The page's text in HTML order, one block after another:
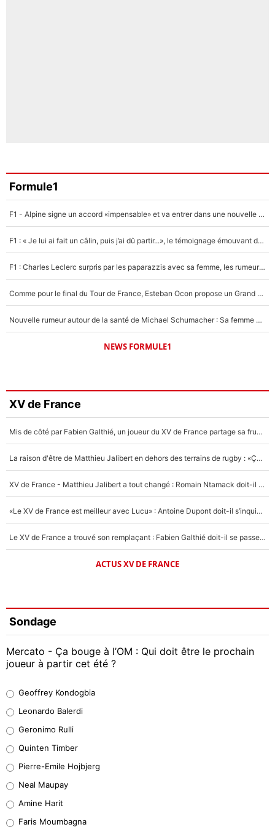
Formule1
F1 - Alpine signe un accord «impensable» et va entrer dans une nouvelle dimension : Grande nouvelle pour Pierre Gasly !
F1 : « Je lui ai fait un câlin, puis j’ai dû partir...», le témoignage émouvant de Max Verstappen sur sa fille
F1 : Charles Leclerc surpris par les paparazzis avec sa femme, les rumeurs étaient vraies !
Comme pour le final du Tour de France, Esteban Ocon propose un Grand Prix de Formule 1 à Paris : «Autour de l’Arc de Triomphe, ce serait génial» !
Nouvelle rumeur autour de la santé de Michael Schumacher : Sa femme Corinna sort du silence
NEWS FORMULE1
XV de France
Mis de côté par Fabien Galthié, un joueur du XV de France partage sa frustration : «ils ne me l’ont pas dit tout de suite»
La raison d'être de Matthieu Jalibert en dehors des terrains de rugby : «Ça m'atteint autant que si tu touches à un membre de ma famille»
XV de France - Matthieu Jalibert a tout changé : Romain Ntamack doit-il s’inquiéter pour sa place à un an de la Coupe du monde ?
«Le XV de France est meilleur avec Lucu» : Antoine Dupont doit-il s’inquiéter pour sa place ?
Le XV de France a trouvé son remplaçant : Fabien Galthié doit-il se passer d'Antoine Dupont ?
ACTUS XV DE FRANCE
Sondage
Mercato - Ça bouge à l’OM : Qui doit être le prochain
joueur à partir cet été ?
38%
32%
5%
1%
Geoffrey Kondogbia
Leonardo Balerdi
Geronimo Rulli
Quinten Timber
Pierre-Emile Hojbjerg
Neal Maupay
Amine Harit
Faris Moumbagna